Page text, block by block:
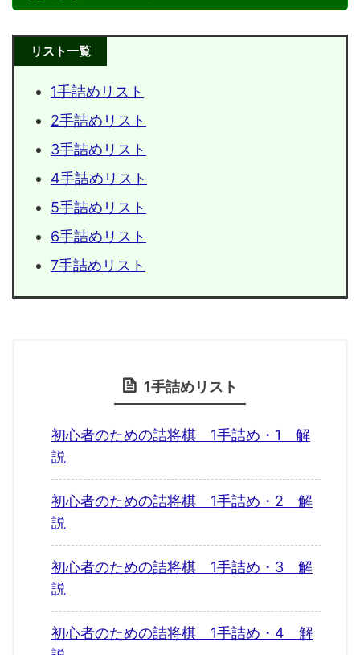
リスト一覧
1手詰めリスト
2手詰めリスト
3手詰めリスト
4手詰めリスト
5手詰めリスト
6手詰めリスト
7手詰めリスト
1手詰めリスト
初心者のための詰将棋 1手詰め・1 解
説
初心者のための詰将棋 1手詰め・2 解
説
初心者のための詰将棋 1手詰め・3 解
説
初心者のための詰将棋 1手詰め・4 解